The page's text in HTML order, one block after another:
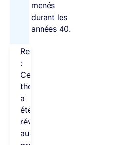
menés
durant les
années 40.
Remarque
:
Cette
théorie
a
été
révélée
au